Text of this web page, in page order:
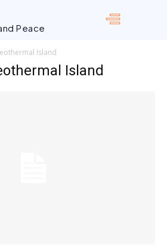
Peace
Island
Island